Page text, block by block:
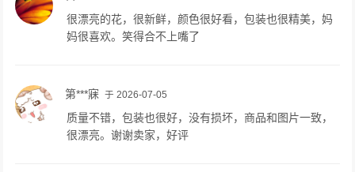
很漂亮的花，很新鲜，颜色很好看，包装也很精美，妈
妈很喜欢。笑得合不上嘴了
第***寐 于 2026-07-05
质量不错，包装也很好，没有损坏，商品和图片一致，
很漂亮。谢谢卖家，好评